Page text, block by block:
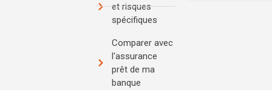
et risques
spécifiques
Comparer avec
l'assurance
prêt de ma
banque